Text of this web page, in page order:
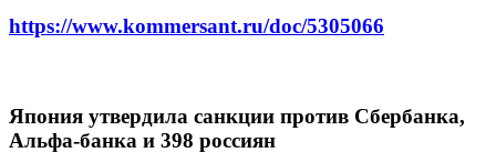
https://www.kommersant.ru/doc/5305066
Япония утвердила санкции против Сбербанка,
Альфа-банка и 398 россиян